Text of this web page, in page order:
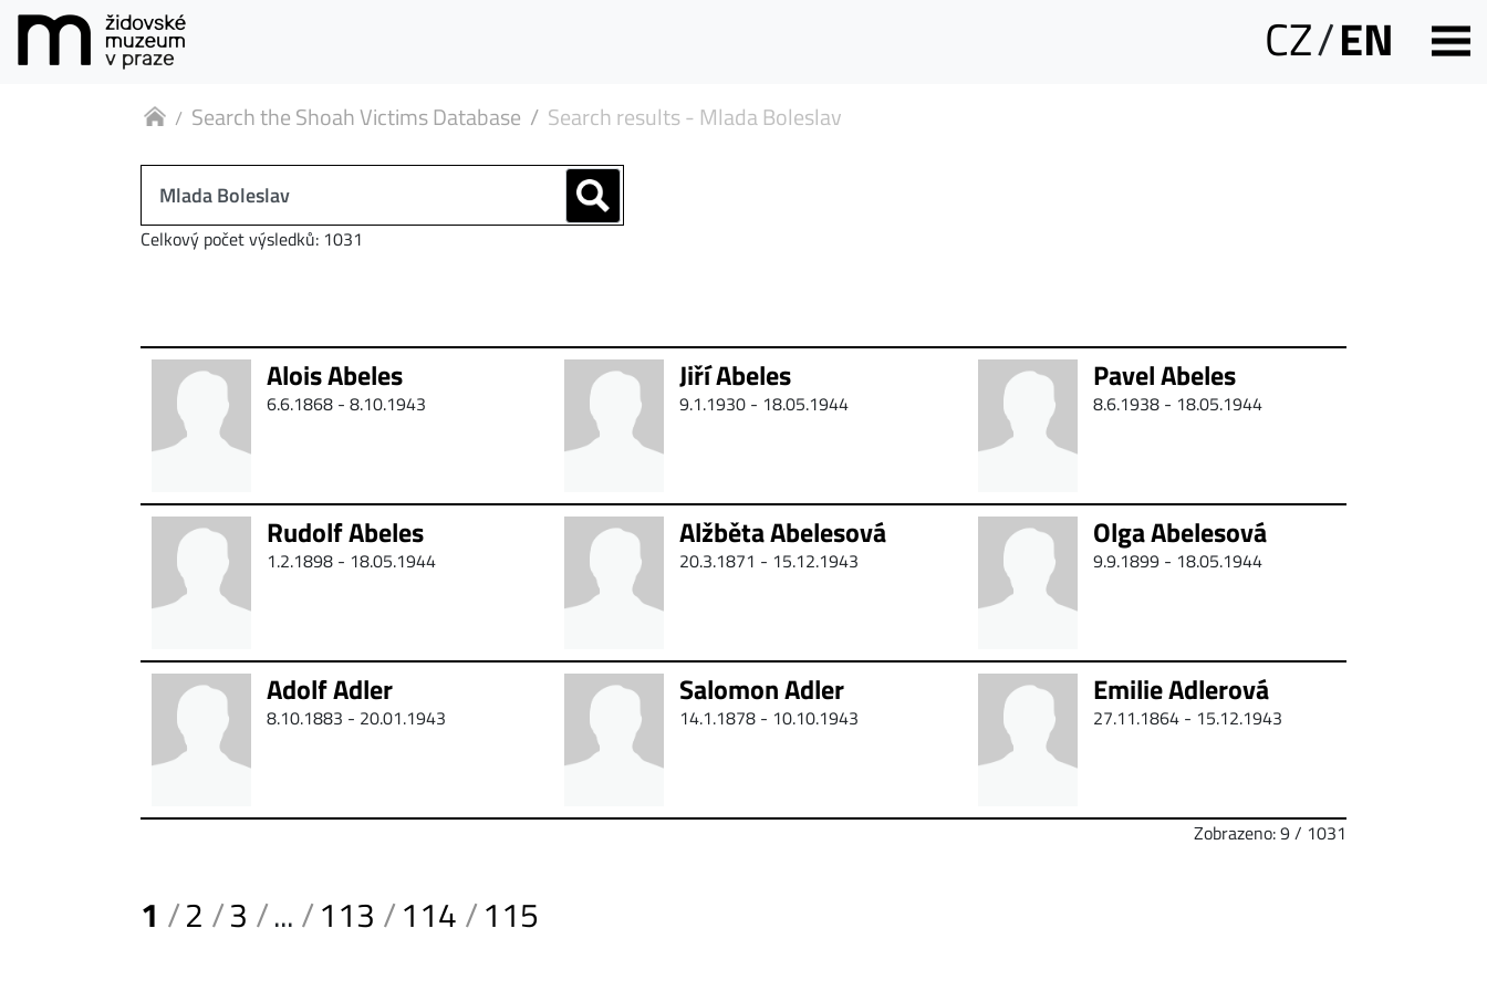
CZ/EN
Search the Shoah Victims Database Search results - Mlada Boleslav
Celkový počet výsledků: 1031
Alois Abeles
6.6.1868 - 8.10.1943
Jiří Abeles
9.1.1930 - 18.05.1944
Pavel Abeles
8.6.1938 - 18.05.1944
Rudolf Abeles
1.2.1898 - 18.05.1944
Alžběta Abelesová
20.3.1871 - 15.12.1943
Olga Abelesová
9.9.1899 - 18.05.1944
Adolf Adler
8.10.1883 - 20.01.1943
Salomon Adler
14.1.1878 - 10.10.1943
Emilie Adlerová
27.11.1864 - 15.12.1943
Zobrazeno: 9 / 1031
1 2 3 ... 113 114 115